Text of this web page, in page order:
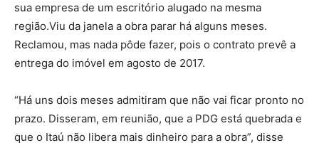
sua empresa de um escritório alugado na mesma
região.Viu da janela a obra parar há alguns meses.
Reclamou, mas nada pôde fazer, pois o contrato prevê a
entrega do imóvel em agosto de 2017.
“Há uns dois meses admitiram que não vai ficar pronto no
prazo. Disseram, em reunião, que a PDG está quebrada e
que o Itaú não libera mais dinheiro para a obra”, disse